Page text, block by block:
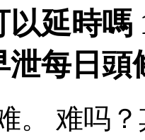
延時嗎
泄每日頭
。 难吗